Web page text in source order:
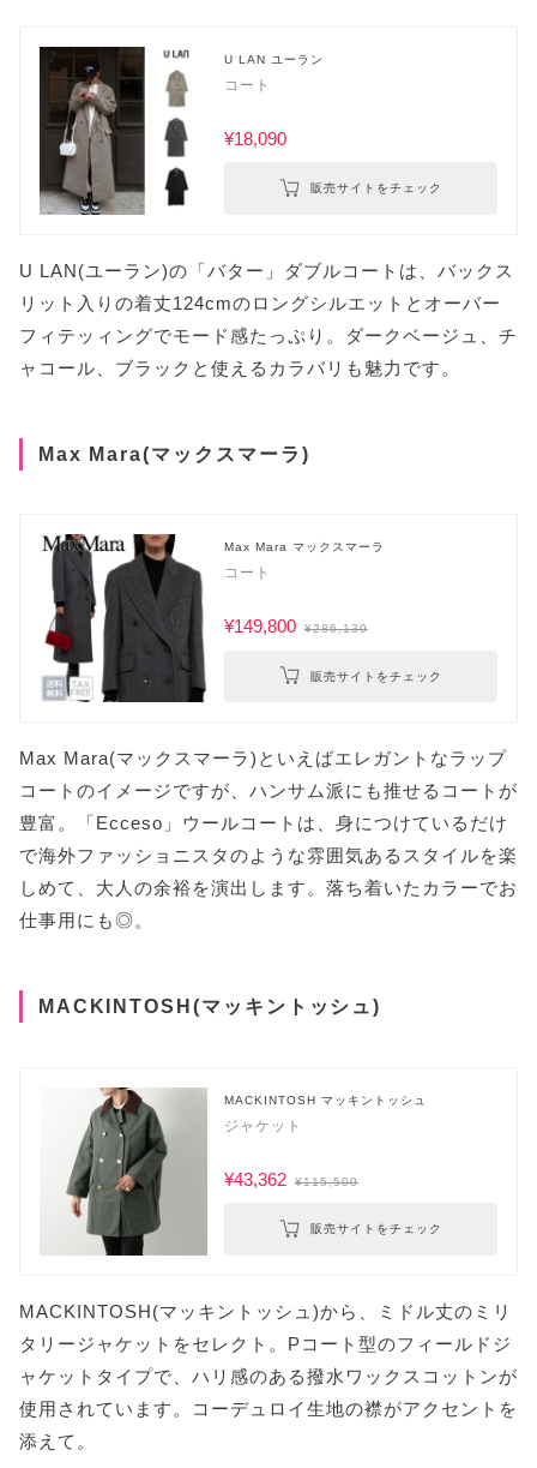
U LAN ユーラン
コート
¥18,090
販売サイトをチェック
U LAN(ユーラン)の「バター」ダブルコートは、バックス
リット入りの着丈124cmのロングシルエットとオーバー
フィテッィングでモード感たっぷり。ダークベージュ、チ
ャコール、ブラックと使えるカラバリも魅力です。
Max Mara(マックスマーラ)
Max Mara マックスマーラ
コート
¥149,800 ¥286,130
販売サイトをチェック
Max Mara(マックスマーラ)といえばエレガントなラップ
コートのイメージですが、ハンサム派にも推せるコートが
豊富。「Ecceso」ウールコートは、身につけているだけ
で海外ファッショニスタのような雰囲気あるスタイルを楽
しめて、大人の余裕を演出します。落ち着いたカラーでお
仕事用にも◎。
MACKINTOSH(マッキントッシュ)
MACKINTOSH マッキントッシュ
ジャケット
¥43,362 ¥115,500
販売サイトをチェック
MACKINTOSH(マッキントッシュ)から、ミドル丈のミリ
タリージャケットをセレクト。Pコート型のフィールドジ
ャケットタイプで、ハリ感のある撥水ワックスコットンが
使用されています。コーデュロイ生地の襟がアクセントを
添えて。